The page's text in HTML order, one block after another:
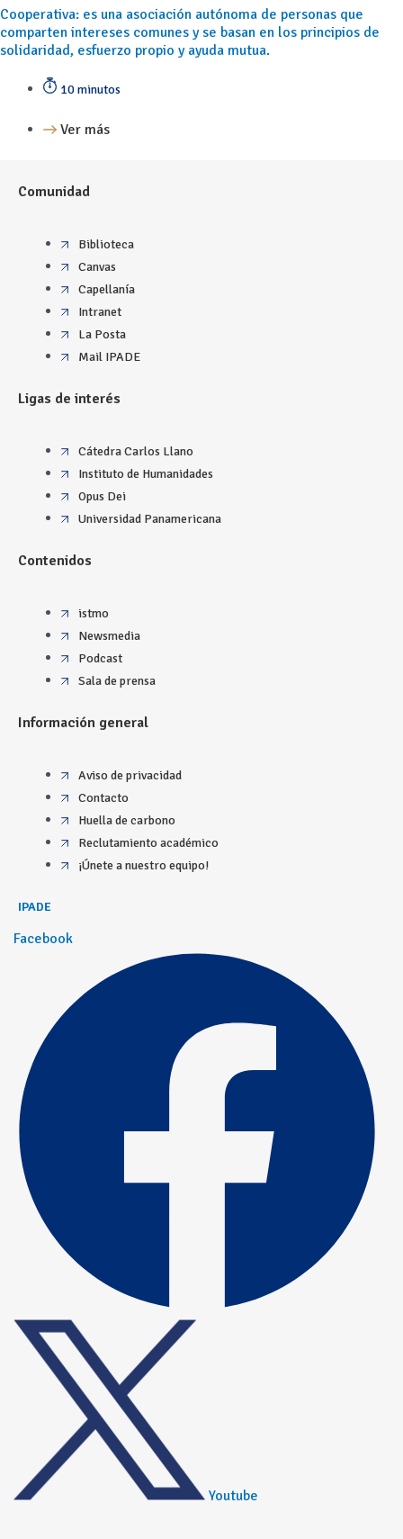
Cooperativa: es una asociación autónoma de personas que
comparten intereses comunes y se basan en los principios de
solidaridad, esfuerzo propio y ayuda mutua.
10 minutos
Ver más
Comunidad
Biblioteca
Canvas
Capellanía
Intranet
La Posta
Mail IPADE
Ligas de interés
Cátedra Carlos Llano
Instituto de Humanidades
Opus Dei
Universidad Panamericana
Contenidos
istmo
Newsmedia
Podcast
Sala de prensa
Información general
Aviso de privacidad
Contacto
Huella de carbono
Reclutamiento académico
¡Únete a nuestro equipo!
IPADE
Facebook
Youtube